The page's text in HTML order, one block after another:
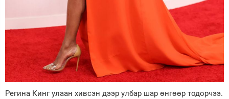
Регина Кинг улаан хивсэн дээр улбар шар өнгөөр тодорчээ.